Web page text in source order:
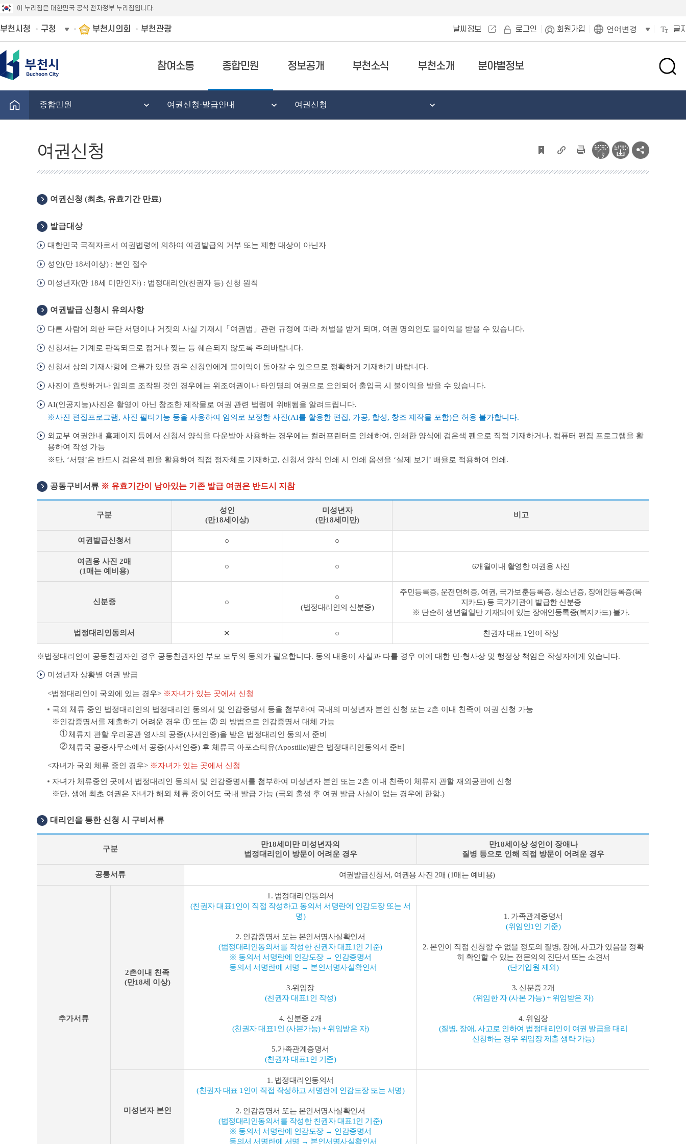
이 누리집은 대한민국 공식 전자정부 누리집입니다.
부천시청 구청 부천시의회 부천관광 날씨정보 로그인 회원가입 언어변경 글
참여소통 종합민원 정보공개 부천소식 부천소개 분야별정보
검
창
종합민원 여권신청·발급안내 여권신청
여권신청
여권신청 (최초, 유효기간 만료)
발급대상
대한민국 국적자로서 여권법령에 의하여 여권발급의 거부 또는 제한 대상이 아닌자
성인(만 18세이상) : 본인 접수
미성년자(만 18세 미만인자) : 법정대리인(친권자 등) 신청 원칙
여권발급 신청시 유의사항
다른 사람에 의한 무단 서명이나 거짓의 사실 기재시「여권법」관련 규정에 따라 처벌을 받게 되며, 여권 명의인도 불이익을 받을 수 있습니다.
신청서는 기계로 판독되므로 접거나 찢는 등 훼손되지 않도록 주의바랍니다.
신청서 상의 기재사항에 오류가 있을 경우 신청인에게 불이익이 돌아갈 수 있으므로 정확하게 기재하기 바랍니다.
사진이 흐릿하거나 임의로 조작된 것인 경우에는 위조여권이나 타인명의 여권으로 오인되어 출입국 시 불이익을 받을 수 있습니다.
AI(인공지능)사진은 촬영이 아닌 창조한 제작물로 여권 관련 법령에 위배됨을 알려드립니다.
사진 편집프로그램, 사진 필터기능 등을 사용하여 임의로 보정한 사진(AI를 활용한 편집, 가공, 합성, 창조 제작물 포함)은 허용 불가합니다.
외교부 여권안내 홈페이지 등에서 신청서 양식을 다운받아 사용하는 경우에는 컬러프린터로 인쇄하여, 인쇄한 양식에 검은색 펜으로 직접 기재하거나, 컴퓨터 편집 프로그램을 활
용하여 작성 가능
단, ‘서명’은 반드시 검은색 펜을 활용하여 직접 정자체로 기재하고, 신청서 양식 인쇄 시 인쇄 옵션을 ‘실제 보기’ 배율로 적용하여 인쇄.
공동구비서류 ※ 유효기간이 남아있는 기존 발급 여권은 반드시 지참
류
구분
성인
(만18세이상)
미성년자
(만18세미만)
비고
여권발급신청서 ○ ○
여권용 사진 2매
(1매는 예비용)
○ ○ 6개월이내 촬영한 여권용 사진
신분증 ○
○
(법정대리인의 신분증)
주민등록증, 운전면허증, 여권, 국가보훈등록증, 청소년증, 장애인등록증(복
지카드) 등 국가기관이 발급한 신분증
※ 단순히 생년월일만 기재되어 있는 장애인등록증(복지카드) 불가.
법정대리인동의서 ✕ ○ 친권자 대표 1인이 작성
법정대리인이 공동친권자인 경우 공동친권자인 부모 모두의 동의가 필요합니다. 동의 내용이 사실과 다를 경우 이에 대한 민·형사상 및 행정상 책임은 작성자에게 있습니다.
미성년자 상황별 여권 발급
<법정대리인이 국외에 있는 경우> ※자녀가 있는 곳에서 신청
국외 체류 중인 법정대리인의 법정대리인 동의서 및 인감증명서 등을 첨부하여 국내의 미성년자 본인 신청 또는 2촌 이내 친족이 여권 신청 가능
인감증명서를 제출하기 어려운 경우 ① 또는 ② 의 방법으로 인감증명서 대체 가능
①체류지 관할 우리공관 영사의 공증(사서인증)을 받은 법정대리인 동의서 준비
②체류국 공증사무소에서 공증(사서인증) 후 체류국 아포스티유(Apostille)받은 법정대리인동의서 준비
<자녀가 국외 체류 중인 경우> ※자녀가 있는 곳에서 신청
자녀가 체류중인 곳에서 법정대리인 동의서 및 인감증명서를 첨부하여 미성년자 본인 또는 2촌 이내 친족이 체류지 관할 재외공관에 신청
단, 생애 최초 여권은 자녀가 해외 체류 중이어도 국내 발급 가능 (국외 출생 후 여권 발급 사실이 없는 경우에 한함.)
대리인을 통한 신청 시 구비서류
구분
만18세미만 미성년자의
법정대리인이 방문이 어려운 경우
만18세이상 성인이 장애나
질병 등으로 인해 직접 방문이 어려운 경우
공통서류 여권발급신청서, 여권용 사진 2매 (1매는 예비용)
추가서류
2촌이내 친족
(만18세 이상)
1. 법정대리인동의서
(친권자 대표1인이 직접 작성하고 동의서 서명란에 인감도장 또는 서
명)
2. 인감증명서 또는 본인서명사실확인서
(법정대리인동의서를 작성한 친권자 대표1인 기준)
※ 동의서 서명란에 인감도장 → 인감증명서
동의서 서명란에 서명 → 본인서명사실확인서
3.위임장
(친권자 대표1인 작성)
4. 신분증 2개
(친권자 대표1인 (사본가능) + 위임받은 자)
5.가족관계증명서
(친권자 대표1인 기준)
1. 가족관계증명서
(위임인1인 기준)
2. 본인이 직접 신청할 수 없을 정도의 질병, 장애, 사고가 있음을 정확
히 확인할 수 있는 전문의의 진단서 또는 소견서
(단기입원 제외)
3. 신분증 2개
(위임한 자 (사본 가능) + 위임받은 자)
4. 위임장
(질병, 장애, 사고로 인하여 법정대리인이 여권 발급을 대리
신청하는 경우 위임장 제출 생략 가능)
미성년자 본인
1. 법정대리인동의서
(친권자 대표 1인이 직접 작성하고 서명란에 인감도장 또는 서명)
2. 인감증명서 또는 본인서명사실확인서
(법정대리인동의서를 작성한 친권자 대표1인 기준)
※ 동의서 서명란에 인감도장 → 인감증명서
동의서 서명란에 서명 → 본인서명사실확인서